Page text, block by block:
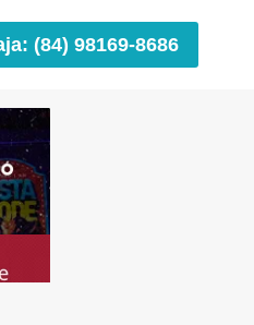
(84) 98169-8686